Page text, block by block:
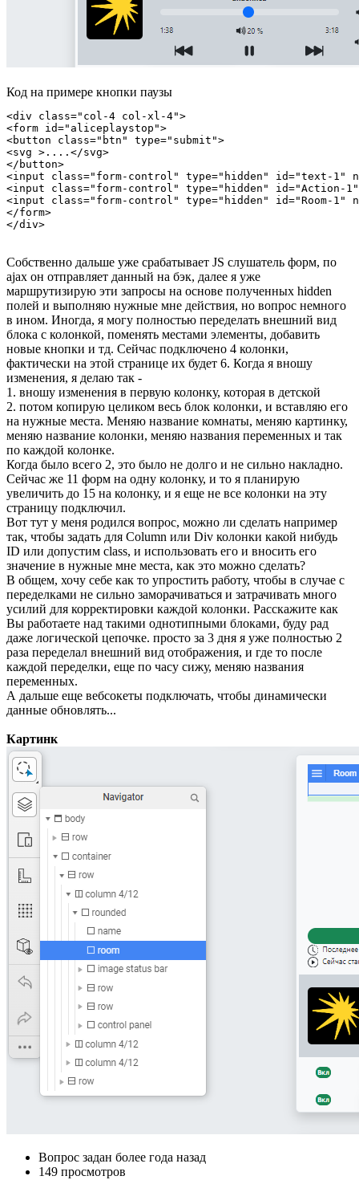
Код на примере кнопки паузы
<div class="col-4 col-xl-4">
<form id="aliceplaystop">
<button class="btn" type="submit">
<svg >....</svg>
</button>
<input class="form-control" type="hidden" id="text-1"
<input class="form-control" type="hidden" id="Action-1"
<input class="form-control" type="hidden" id="Room-1"
</form>
</div>
Собственно дальше уже срабатывает JS слушатель форм, по
ajax он отправляет данный на бэк, далее я уже
маршрутизирую эти запросы на основе полученных hidden
полей и выполняю нужные мне действия, но вопрос немного
в ином. Иногда, я могу полностью переделать внешний вид
блока с колонкой, поменять местами элементы, добавить
новые кнопки и тд. Сейчас подключено 4 колонки,
фактически на этой странице их будет 6. Когда я вношу
изменения, я делаю так -
1. вношу изменения в первую колонку, которая в детской
2. потом копирую целиком весь блок колонки, и вставляю его
на нужные места. Меняю название комнаты, меняю картинку,
меняю название колонки, меняю названия переменных и так
по каждой колонке.
Когда было всего 2, это было не долго и не сильно накладно.
Сейчас же 11 форм на одну колонку, и то я планирую
увеличить до 15 на колонку, и я еще не все колонки на эту
страницу подключил.
Вот тут у меня родился вопрос, можно ли сделать например
так, чтобы задать для Column или Div колонки какой нибудь
ID или допустим class, и использовать его и вносить его
значение в нужные мне места, как это можно сделать?
В общем, хочу себе как то упростить работу, чтобы в случае с
переделками не сильно заморачиваться и затрачивать много
усилий для корректировки каждой колонки. Расскажите как
Вы работаете над такими однотипными блоками, буду рад
даже логической цепочке. просто за 3 дня я уже полностью 2
раза переделал внешний вид отображения, и где то после
каждой переделки, еще по часу сижу, меняю названия
переменных.
А дальше еще вебсокеты подключать, чтобы динамически
данные обновлять...
Картинк
Вопрос задан более года назад
149 просмотров